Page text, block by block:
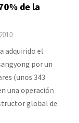
de la
adquirido el
por un
(unos 343
una operación
global de